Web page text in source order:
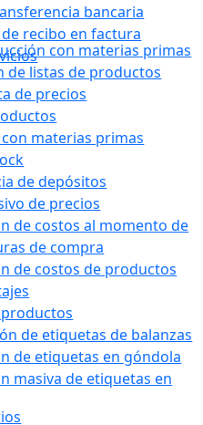
bancaria
recibo en factura
con materias primas
de listas de productos
de precios
materias primas
de depósitos
de precios
de costos al momento de
de compra
de costos de productos
de etiquetas de balanzas
de etiquetas en góndola
masiva de etiquetas en